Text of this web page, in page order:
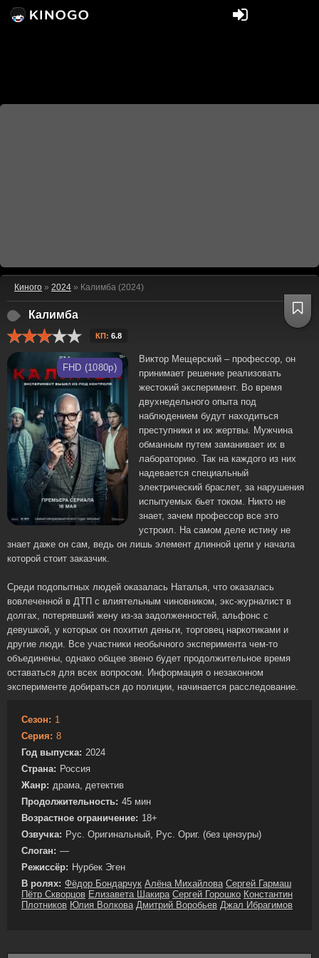
Киного » 2024 » Калимба (2024)
Калимба
КП: 6.8
FHD (1080p)
Виктор Мещерский – профессор, он
принимает решение реализовать
жестокий эксперимент. Во время
двухнедельного опыта под
наблюдением будут находиться
преступники и их жертвы. Мужчина
обманным путем заманивает их в
лабораторию. Так на каждого из них
надевается специальный
электрический браслет, за нарушения
испытуемых бьет током. Никто не
знает, зачем профессор все это
устроил. На самом деле истину не
знает даже он сам, ведь он лишь элемент длинной цепи у начала
которой стоит заказчик.
Среди подопытных людей оказалась Наталья, что оказалась
вовлеченной в ДТП с влиятельным чиновником, экс-журналист в
долгах, потерявший жену из-за задолженностей, альфонс с
девушкой, у которых он похитил деньги, торговец наркотиками и
другие люди. Все участники необычного эксперимента чем-то
объединены, однако общее звено будет продолжительное время
оставаться для всех вопросом. Информация о незаконном
эксперименте добираться до полиции, начинается расследование.
Сезон: 1
Серия: 8
Год выпуска: 2024
Страна: Россия
Жанр: драма, детектив
Продолжительность: 45 мин
Возрастное ограничение: 18+
Озвучка: Рус. Оригинальный, Рус. Ориг. (без цензуры)
Слоган: —
Режиссёр: Нурбек Эген
В ролях: Фёдор Бондарчук Алёна Михайлова Сергей Гармаш
Пётр Скворцов Елизавета Шакира Сергей Горошко Константин
Плотников Юлия Волкова Дмитрий Воробьев Джал Ибрагимов